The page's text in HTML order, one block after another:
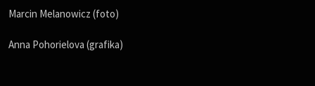
Marcin Melanowicz (foto)
Anna Pohorielova (grafika)